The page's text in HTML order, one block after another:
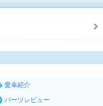
愛車紹介
パーツレビュー